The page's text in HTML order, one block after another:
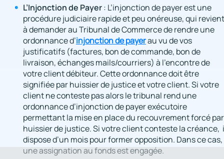
L’Injonction de Payer: L’injonction de payer est une
procédure judiciaire rapide et peu onéreuse, qui revient
à demander au Tribunal de Commerce de rendre une
ordonnance d’injonction de payerau vu de vos
justificatifs (factures, bon de commande, bon de
livraison, échanges mails/courriers) à l’encontre de
votre client débiteur. Cette ordonnance doit être
signifiée par huissier de justice et votre client. Si votre
client ne conteste pas alors le tribunal rend une
ordonnance d’injonction de payer exécutoire
permettant la mise en place du recouvrement forcé par
huissier de justice. Si votre client conteste la créance,
dispose d’un mois pour former opposition. Dans ce cas,
une assignation au fonds est engagée.